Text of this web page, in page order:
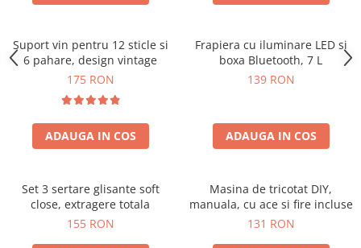
Suport vin pentru 12 sticle si
6 pahare, design vintage
175 RON
ADAUGA IN COS
Frapiera cu iluminare LED si
boxa Bluetooth, 7 L
139 RON
ADAUGA IN COS
Set 3 sertare glisante soft
close, extragere totala
155 RON
Masina de tricotat DIY,
manuala, cu ace si fire incluse
131 RON